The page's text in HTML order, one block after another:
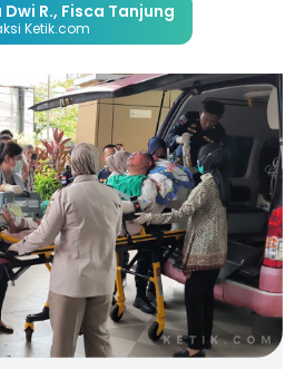
R., Fisca Tanjung
Ketik.com